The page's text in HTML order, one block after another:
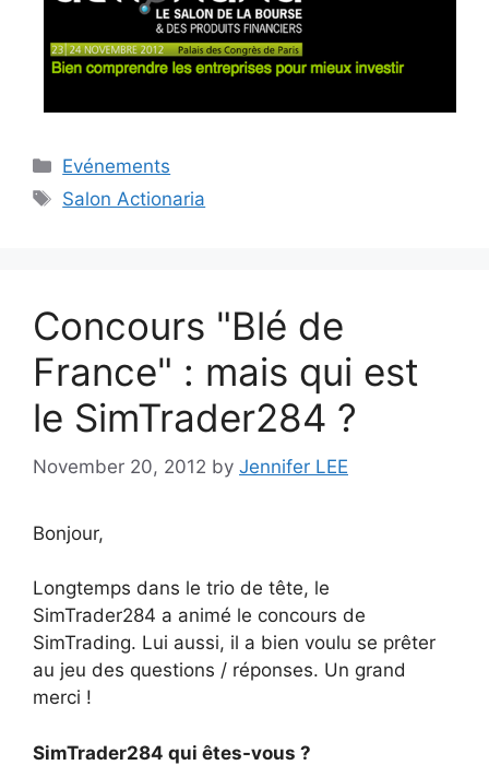
Categories
Evénements
Tags
Salon Actionaria
Concours "Blé de
France" : mais qui est
le SimTrader284 ?
November 20, 2012 by Jennifer LEE
Bonjour,
Longtemps dans le trio de tête, le
SimTrader284 a animé le concours de
SimTrading. Lui aussi, il a bien voulu se prêter
au jeu des questions / réponses. Un grand
merci !
SimTrader284 qui êtes-vous ?